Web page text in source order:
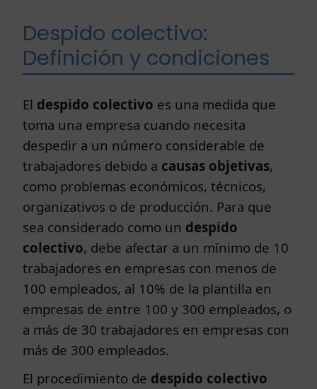
Despido colectivo:
Definición y condiciones
El despido colectivo es una medida que
toma una empresa cuando necesita
despedir a un número considerable de
trabajadores debido a causas objetivas,
como problemas económicos, técnicos,
organizativos o de producción. Para que
sea considerado como un despido
colectivo, debe afectar a un mínimo de 10
trabajadores en empresas con menos de
100 empleados, al 10% de la plantilla en
empresas de entre 100 y 300 empleados, o
a más de 30 trabajadores en empresas con
más de 300 empleados.
El procedimiento de despido colectivo